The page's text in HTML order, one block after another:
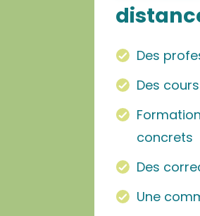
Des
Des
concrets
Des
Une